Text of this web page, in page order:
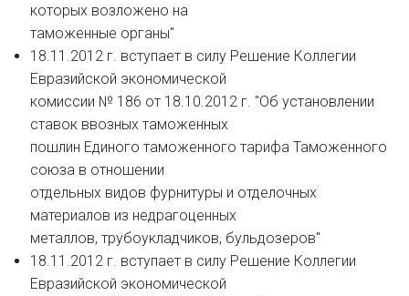
которых возложено на
таможенные органы"
18.11.2012 г. вступает в силу Решение Коллегии
Евразийской экономической
комиссии № 186 от 18.10.2012 г. "Об установлении
ставок ввозных таможенных
пошлин Единого таможенного тарифа Таможенного
союза в отношении
отдельных видов фурнитуры и отделочных
материалов из недрагоценных
металлов, трубоукладчиков, бульдозеров"
18.11.2012 г. вступает в силу Решение Коллегии
Евразийской экономической